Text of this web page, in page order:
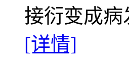
接衍变成
[详情]